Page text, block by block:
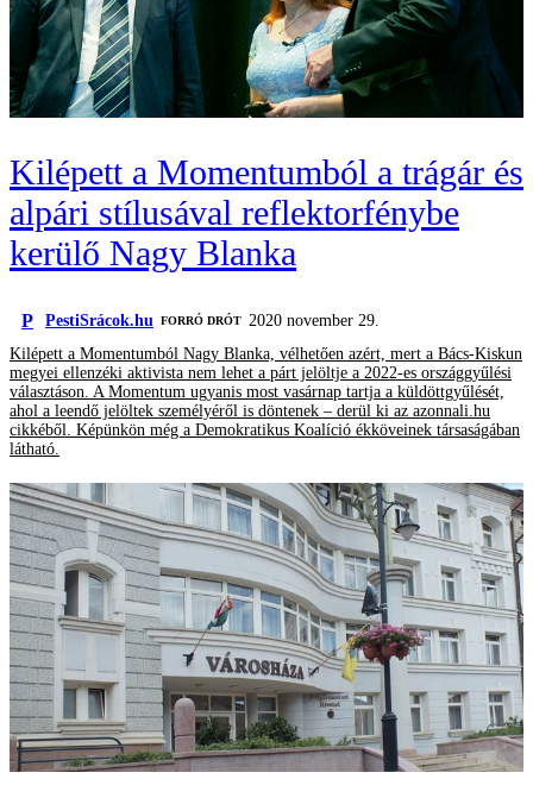
Kilépett a Momentumból a trágár és
alpári stílusával reflektorfénybe
kerülő Nagy Blanka
P PestiSrácok.hu FORRÓ DRÓT
2020 november 29.
Kilépett a Momentumból Nagy Blanka, vélhetően azért, mert a Bács-Kiskun
megyei ellenzéki aktivista nem lehet a párt jelöltje a 2022-es országgyűlési
választáson. A Momentum ugyanis most vasárnap tartja a küldöttgyűlését,
ahol a leendő jelöltek személyéről is döntenek – derül ki az azonnali.hu
cikkéből. Képünkön még a Demokratikus Koalíció ékköveinek társaságában
látható.